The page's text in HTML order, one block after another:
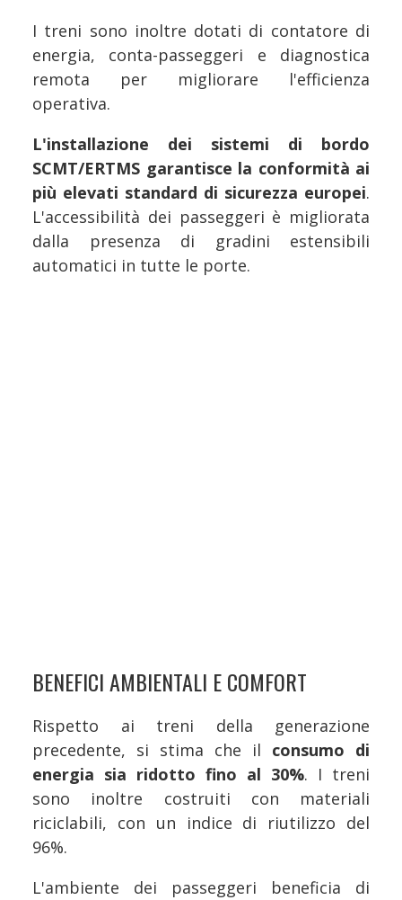
I treni sono inoltre dotati di contatore di
energia, conta-passeggeri e diagnostica
remota per migliorare l'efficienza
operativa.
L'installazione dei sistemi di bordo
SCMT/ERTMS garantisce la conformità ai
più elevati standard di sicurezza europei.
L'accessibilità dei passeggeri è migliorata
dalla presenza di gradini estensibili
automatici in tutte le porte.
BENEFICI AMBIENTALI E COMFORT
Rispetto ai treni della generazione
precedente, si stima che il consumo di
energia sia ridotto fino al 30%. I treni
sono inoltre costruiti con materiali
riciclabili, con un indice di riutilizzo del
96%.
L'ambiente dei passeggeri beneficia di